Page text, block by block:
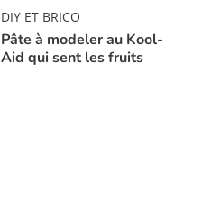
DIY ET BRICO
Pâte à modeler au Kool-
Aid qui sent les fruits